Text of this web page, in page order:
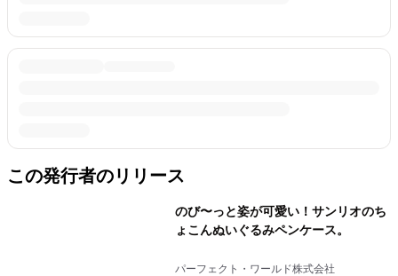
この発行者のリリース
のび〜っと姿が可愛い！サンリオのち
ょこんぬいぐるみペンケース。
パーフェクト・ワールド株式会社